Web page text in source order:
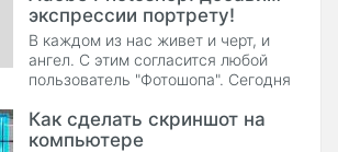
экспрессии портрету!
В каждом из нас живет и черт, и
ангел. С этим согласится любой
пользователь "Фотошопа". Сегодня
черта
Как сделать скриншот на
компьютере